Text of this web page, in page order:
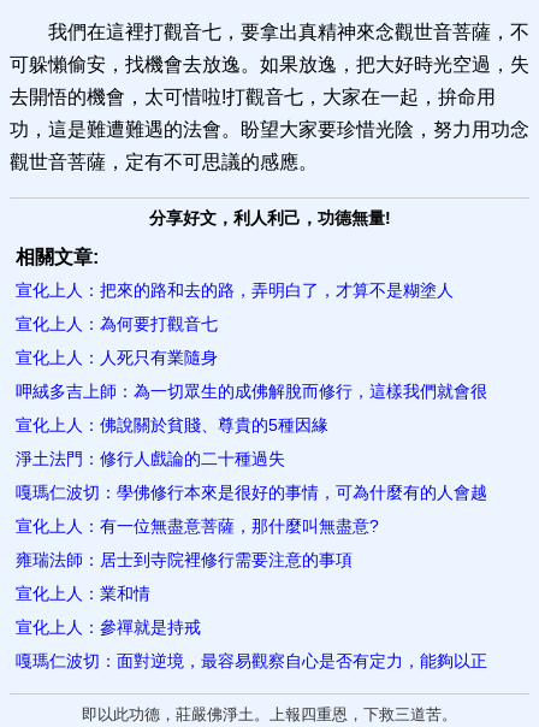
我們在這裡打觀音七，要拿出真精神來念觀世音菩薩，不
可躲懶偷安，找機會去放逸。如果放逸，把大好時光空過，失
去開悟的機會，太可惜啦!打觀音七，大家在一起，拚命用
功，這是難遭難遇的法會。盼望大家要珍惜光陰，努力用功念
觀世音菩薩，定有不可思議的感應。
分享好文，利人利己，功德無量!
相關文章:
宣化上人：把來的路和去的路，弄明白了，才算不是糊塗人
宣化上人：為何要打觀音七
宣化上人：人死只有業隨身
呷絨多吉上師：為一切眾生的成佛解脫而修行，這樣我們就會很
宣化上人：佛說關於貧賤、尊貴的5種因緣
淨土法門：修行人戲論的二十種過失
嘎瑪仁波切：學佛修行本來是很好的事情，可為什麼有的人會越
宣化上人：有一位無盡意菩薩，那什麼叫無盡意?
雍瑞法師：居士到寺院裡修行需​要注意的事項
宣化上人：業和情
宣化上人：參禪就是持戒
嘎瑪仁波切：面對逆境，最容易觀察自心是否有定力，能夠以正
即以此功德，莊嚴佛淨土。上報四重恩，下救三道苦。